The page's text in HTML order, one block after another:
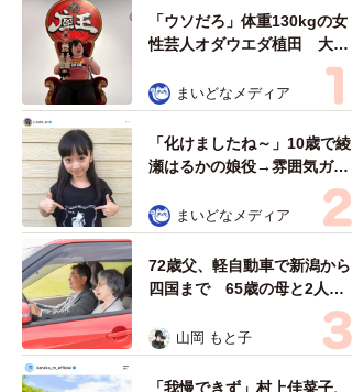
「ウソだろ」体重130kgの女
性芸人オダウエダ植田 大学
時代のほっそり姿に「マジ
で」 まいどなメディア
「化けましたね～」10歳で綾
瀬はるかの娘役→雰囲気ガラ
リの18歳に成長 「メイクで
雰囲気が」「宝塚に入れそ
う」
まいどなメディア
72歳父、軽自動車で新潟から
四国まで 65歳の母と2人で
3泊4日の旅 パーキングの休
憩まで分刻み… 「大学生で
も組まねえよ！」
山岡 もと子
「我慢できず」村上佳菜子、